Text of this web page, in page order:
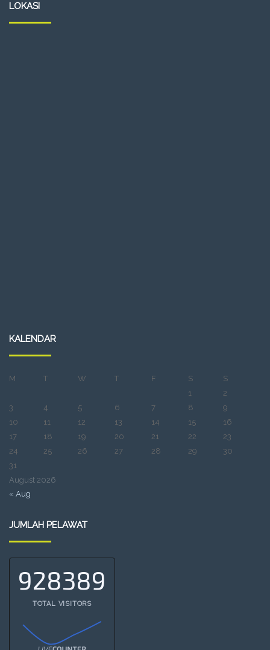
LOKASI
KALENDAR
August 2026
M T W T F S
S
1
2
3
4 5 6 7 8
9
10
11 12 13 14 15
16
17
18 19 20 21 22
23
24
25 26 27 28 29
30
31
« Aug
JUMLAH PELAWAT
928389
TOTAL VISITORS